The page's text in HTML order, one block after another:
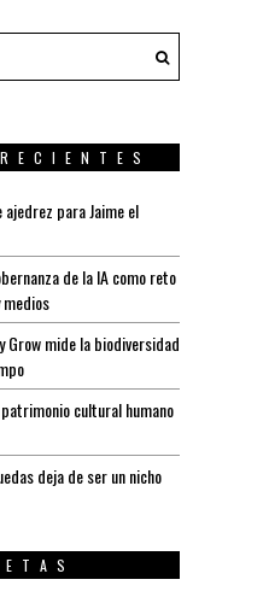
para Jaime el
de la IA como reto
Grow mide la biodiversidad
cultural humano
deja de ser un nicho